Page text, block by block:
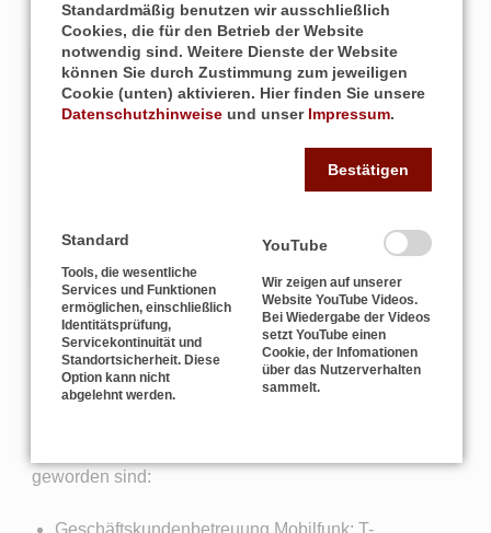
Unsere Öffnungszeiten:
Montag 8.30-12.00 Uhr 13.00 - 16.30 Uhr
Dienstag 8.30-12.00 Uhr 13.00 - 16.30 Uhr
13.00 - 16.30 Uhr
Unser Sortiment vor Ort
geworden sind:
Geschäftskundenbetreuung Mobilfunk: T-
Standardmäßig benutzen wir ausschließlich
Cookies, die für den Betrieb der Website
notwendig sind. Weitere Dienste der Website
können Sie durch Zustimmung zum jeweiligen
Cookie (unten) aktivieren. Hier finden Sie unsere
Datenschutzhinweise und unser Impressum.
Bestätigen
Standard
Tools, die wesentliche
Services und Funktionen
ermöglichen, einschließlich
Identitätsprüfung,
Servicekontinuität und
Standortsicherheit. Diese
Option kann nicht
abgelehnt werden.
YouTube
Wir zeigen auf unserer
Website YouTube Videos.
Bei Wiedergabe der Videos
setzt YouTube einen
Cookie, der Infomationen
über das Nutzerverhalten
sammelt.